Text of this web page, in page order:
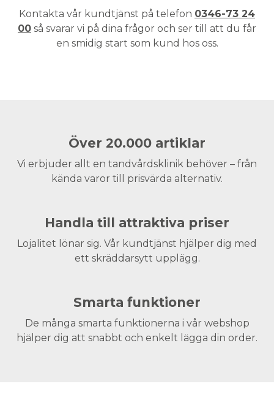
Kontakta vår kundtjänst på telefon 0346-73 24
00 så svarar vi på dina frågor och ser till att du får
en smidig start som kund hos oss.
Över 20.000 artiklar
Vi erbjuder allt en tandvårdsklinik behöver – från
kända varor till prisvärda alternativ.
Handla till attraktiva priser
Lojalitet lönar sig. Vår kundtjänst hjälper dig med
ett skräddarsytt upplägg.
Smarta funktioner
De många smarta funktionerna i vår webshop
hjälper dig att snabbt och enkelt lägga din order.